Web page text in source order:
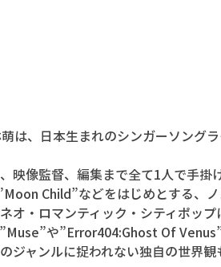
は、日本生まれのシンガーソング
映像監督、編集まで全て1人で手掛
Child”などをはじめとする、
オ・ロマンティック・シティポップ
や”Error404:Ghost Of
ジャンルに捉われない独自の世界観